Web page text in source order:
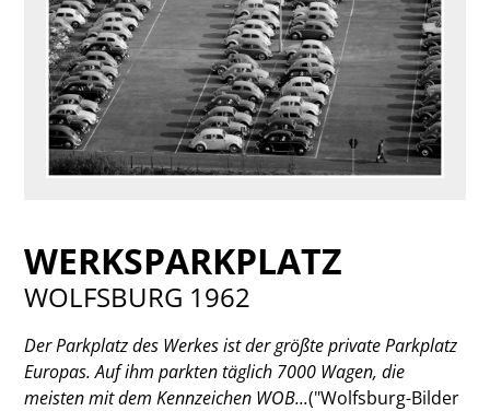
WERKSPARKPLATZ
WOLFSBURG 1962
Der Parkplatz des Werkes ist der größte private Parkplatz
Europas. Auf ihm parkten täglich 7000 Wagen, die
meisten mit dem Kennzeichen WOB...("Wolfsburg-Bilder